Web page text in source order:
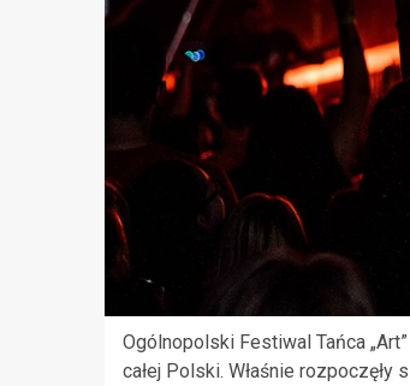
Ogólnopolski Festiwal Tańca
całej Polski. Właśnie